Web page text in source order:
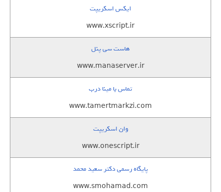
ایکس اسکریپت
www.xscript.ir
هاست سی پنل
www.manaserver.ir
تماس با مینا درب
www.tamertmarkzi.com
وان اسکریپت
www.onescript.ir
پایگاه رسمی دکتر سعید محمد
www.smohamad.com